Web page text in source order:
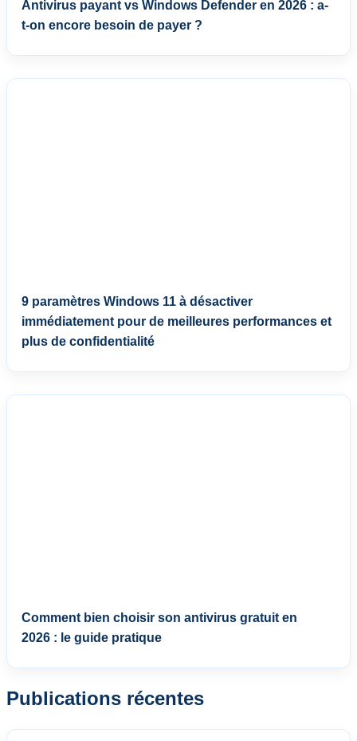
Antivirus payant vs Windows Defender en 2026 : a-
t-on encore besoin de payer ?
9 paramètres Windows 11 à désactiver
immédiatement pour de meilleures performances et
plus de confidentialité
Comment bien choisir son antivirus gratuit en
2026 : le guide pratique
Publications récentes